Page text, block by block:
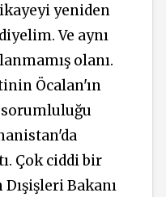
yeniden
Ve aynı
olanı.
Öcalan'ın
Çok ciddi bir
Bakanı